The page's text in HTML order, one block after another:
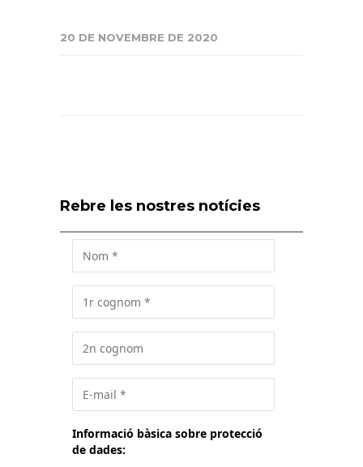
20 DE NOVEMBRE DE 2020
Rebre les nostres notícies
Informació bàsica sobre protecció
de dades: